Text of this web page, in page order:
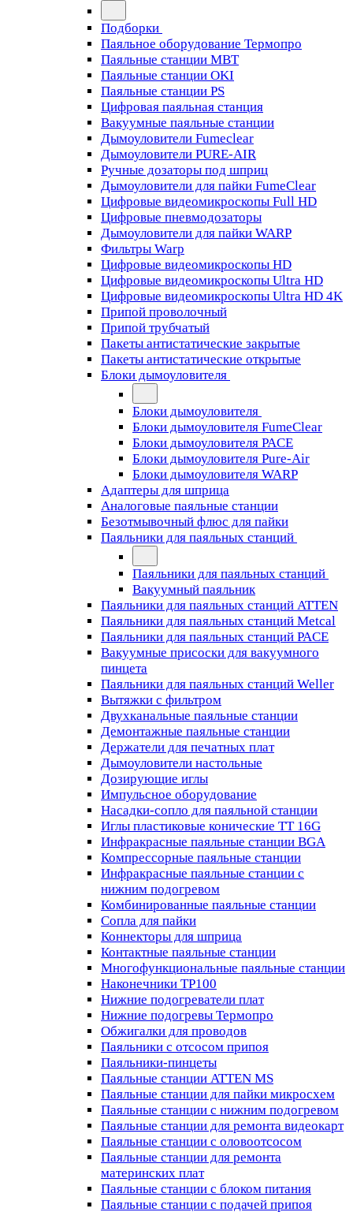
Подборки
Паяльное оборудование Термопро
Паяльные станции MBT
Паяльные станции OKI
Паяльные станции PS
Цифровая паяльная станция
Вакуумные паяльные станции
Дымоуловители Fumeclear
Дымоуловители PURE-AIR
Ручные дозаторы под шприц
Дымоуловители для пайки FumeClear
Цифровые видеомикроскопы Full HD
Цифровые пневмодозаторы
Дымоуловители для пайки WARP
Фильтры Warp
Цифровые видеомикроскопы HD
Цифровые видеомикроскопы Ultra HD
Цифровые видеомикроскопы Ultra HD 4K
Припой проволочный
Припой трубчатый
Пакеты антистатические закрытые
Пакеты антистатические открытые
Блоки дымоуловителя
Блоки дымоуловителя
Блоки дымоуловителя FumeClear
Блоки дымоуловителя PACE
Блоки дымоуловителя Pure-Air
Блоки дымоуловителя WARP
Адаптеры для шприца
Аналоговые паяльные станции
Безотмывочный флюс для пайки
Паяльники для паяльных станций
Паяльники для паяльных станций
Вакуумный паяльник
Паяльники для паяльных станций ATTEN
Паяльники для паяльных станций Metcal
Паяльники для паяльных станций PACE
Вакуумные присоски для вакуумного
пинцета
Паяльники для паяльных станций Weller
Вытяжки с фильтром
Двухканальные паяльные станции
Демонтажные паяльные станции
Держатели для печатных плат
Дымоуловители настольные
Дозирующие иглы
Импульсное оборудование
Насадки-сопло для паяльной станции
Иглы пластиковые конические TT 16G
Инфракрасные паяльные станции BGA
Компрессорные паяльные станции
Инфракрасные паяльные станции с
нижним подогревом
Комбинированные паяльные станции
Сопла для пайки
Коннекторы для шприца
Контактные паяльные станции
Многофункциональные паяльные станции
Наконечники TP100
Нижние подогреватели плат
Нижние подогревы Термопро
Обжигалки для проводов
Паяльники с отсосом припоя
Паяльники-пинцеты
Паяльные станции ATTEN MS
Паяльные станции для пайки микросхем
Паяльные станции с нижним подогревом
Паяльные станции для ремонта видеокарт
Паяльные станции с оловоотсосом
Паяльные станции для ремонта
материнских плат
Паяльные станции с блоком питания
Паяльные станции с подачей припоя